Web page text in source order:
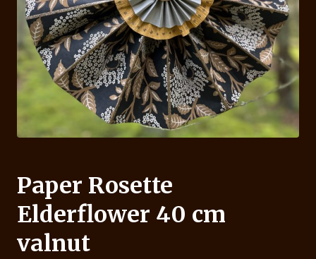
Paper Rosette
Elderflower 40 cm
valnut